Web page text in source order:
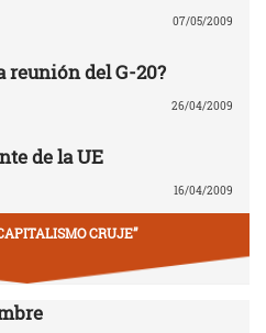
07/05/2009
reunión del G-20?
26/04/2009
de la UE
16/04/2009
CRUJE”